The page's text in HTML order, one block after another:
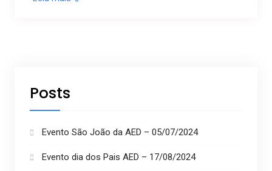
Posts
Evento São João da AED – 05/07/2024
Evento dia dos Pais AED – 17/08/2024